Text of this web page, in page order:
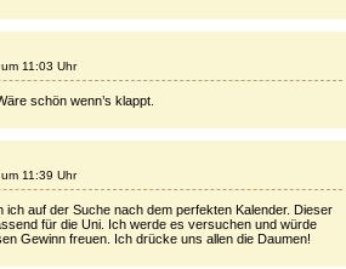
11:03 Uhr
schön wenn’s klappt.
11:39 Uhr
ich auf der Suche nach dem perfekten Kalender. Dieser
für die Uni. Ich werde es versuchen und würde
Gewinn freuen. Ich drücke uns allen die Daumen!